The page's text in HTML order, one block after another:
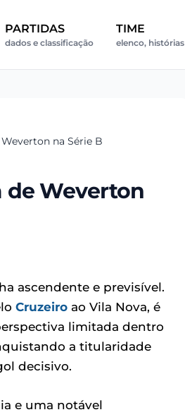
PARTIDAS
dados e classificação
TIME
elenco, histórias
na Série B
de Weverton
ascendente e previsível.
Cruzeiro ao Vila Nova, é
limitada dentro
a titularidade
decisivo.
e uma notável